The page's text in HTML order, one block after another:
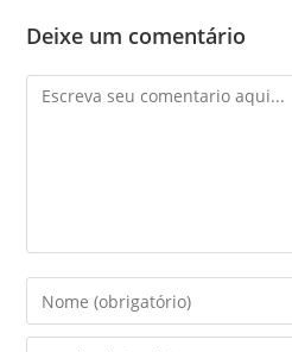
Deixe um comentário